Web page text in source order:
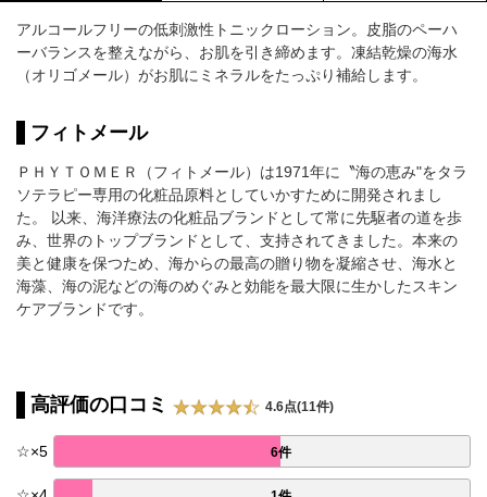
アルコールフリーの低刺激性トニックローション。皮脂のペーハ
ーバランスを整えながら、お肌を引き締めます。凍結乾燥の海水
（オリゴメール）がお肌にミネラルをたっぷり補給します。
フィトメール
ＰＨＹＴＯＭＥＲ（フィトメール）は1971年に〝海の恵み"をタラ
ソテラピー専用の化粧品原料としていかすために開発されまし
た。 以来、海洋療法の化粧品ブランドとして常に先駆者の道を歩
み、世界のトップブランドとして、支持されてきました。本来の
美と健康を保つため、海からの最高の贈り物を凝縮させ、海水と
海藻、海の泥などの海のめぐみと効能を最大限に生かしたスキン
ケアブランドです。
高評価の口コミ 4.6点(11件)
☆×5 6件